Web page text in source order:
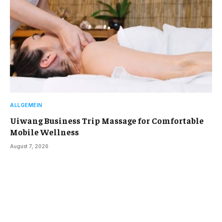
ALLGEMEIN
Uiwang Business Trip Massage for Comfortable
Mobile Wellness
August 7, 2026